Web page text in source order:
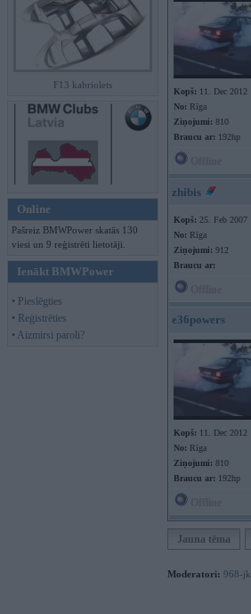
F13 kabriolets
Online
Pašreiz BMWPower skatās 130
viesi un 9 reģistrēti lietotāji.
Ienākt BMWPower
• Pieslēgties
• Reģistrēties
• Aizmirsi paroli?
Kopš: 11. Dec 2012
No: Rīga
Ziņojumi: 810
Braucu ar: 192hp
zhibis
Kopš: 25. Feb 2007
No: Rīga
Ziņojumi: 912
Braucu ar:
e36powers
Kopš: 11. Dec 2012
No: Rīga
Ziņojumi: 810
Braucu ar: 192hp
Jauna tēma
Moderatori: 968-jk